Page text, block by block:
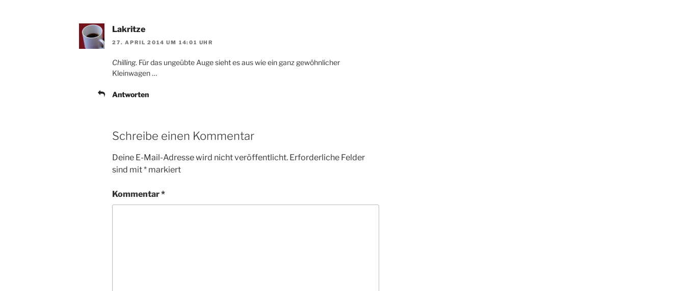
Lakritze
27. APRIL 2014 UM 14:01 UHR
Chilling. Für das ungeübte Auge sieht es aus wie ein ganz gewöhnlicher
Kleinwagen …
Antworten
Schreibe einen Kommentar
Deine E-Mail-Adresse wird nicht veröffentlicht. Erforderliche Felder
sind mit* markiert
Kommentar*